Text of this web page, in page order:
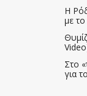
Η
με
Στο
για